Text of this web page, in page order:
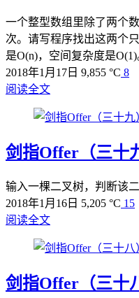
一个整型数组里除了两个
次。请写程序找出这两个
是O(n)，空间复杂度是O(1)
2018年1月17日 9,855 °C 8
阅读全文
剑指Offer（三十
输入一棵二叉树，判断该
2018年1月16日 5,205 °C 15
阅读全文
剑指Offer（三十